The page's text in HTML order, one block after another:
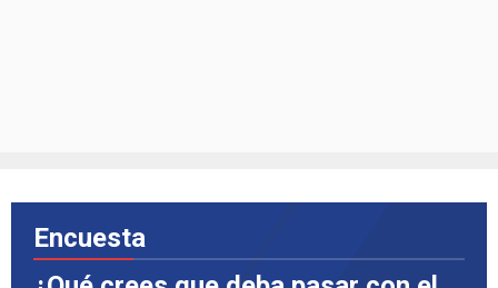
Encuesta